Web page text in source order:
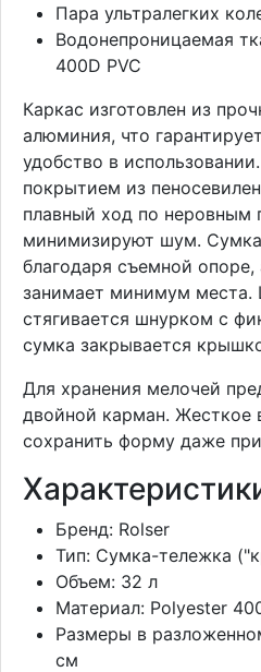
Пара ультралегких
Водонепроницаемая
400D PVC
Каркас изготовлен из
алюминия, что
удобство в
покрытием из
плавный ход по неровным
минимизируют шум. Сумка
благодаря съемной
занимает минимум места.
стягивается шнурком с
сумка закрывается
Для хранения мелочей
двойной карман. Жесткое
сохранить форму даже
Бренд: Rolser
Тип: Сумка-тележка
Объем: 32 л
Материал: Polyester
Размеры в
см